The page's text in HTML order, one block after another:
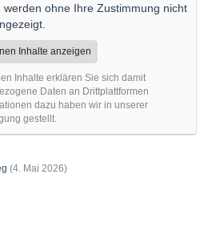
ohne Ihre Zustimmung nicht
Inhalte anzeigen
Inhalte erklären Sie sich damit
Daten an Drittplattformen
dazu haben wir in unserer
gestellt.
(4. Mai 2026)